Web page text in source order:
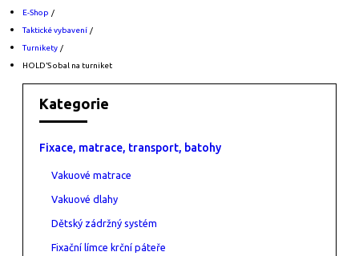
E-Shop /
Taktické vybavení /
Turnikety /
HOLD’S obal na turniket
Kategorie
Fixace, matrace, transport, batohy
Vakuové matrace
Vakuové dlahy
Dětský zádržný systém
Fixační límce krční páteře